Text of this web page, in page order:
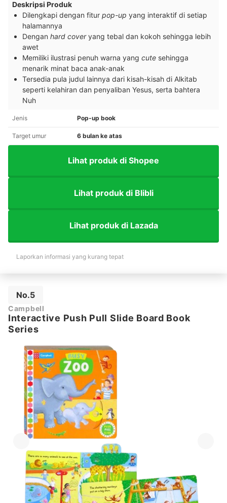
Deskripsi Produk
Dilengkapi dengan fitur pop-up yang interaktif di setiap
halamannya
Dengan hard coveryang tebal dan kokoh sehingga lebih
awet
Memiliki ilustrasi penuh warna yang cute sehingga
menarik minat baca anak-anak
Tersedia pula judul lainnya dari kisah-kisah di Alkitab
seperti kelahiran dan penyaliban Yesus, serta bahtera
Nuh
Jenis Pop-up book
Target umur 6 bulan ke atas
Lihat produk di Shopee
Lihat produk di Blibli
Lihat produk di Lazada
Laporkan informasi yang kurang tepat
No.5
Campbell
Interactive Push Pull Slide Board Book
Series